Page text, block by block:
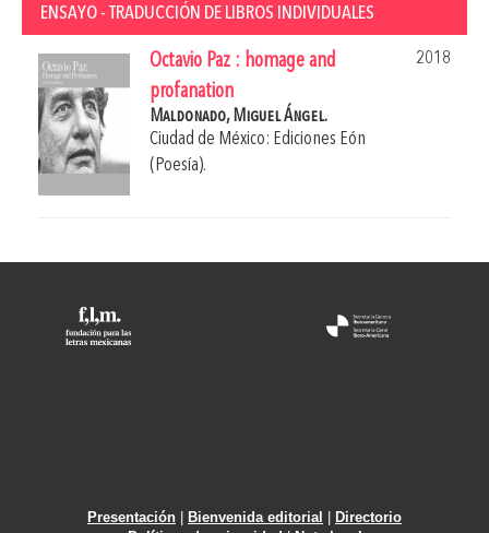
ENSAYO - TRADUCCIÓN DE LIBROS INDIVIDUALES
Octavio Paz : homage and
profanation
2018
Maldonado, Miguel Ángel.
Ciudad de México: Ediciones Eón
(Poesía).
Presentación Bienvenida editorial
Directorio